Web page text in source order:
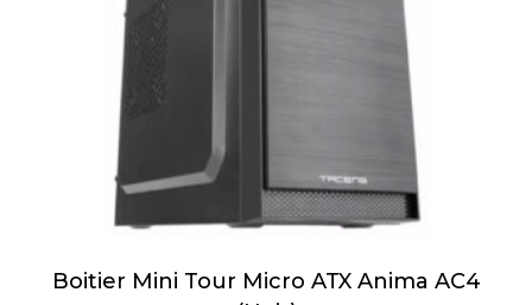
Boitier Mini Tour Micro ATX Anima AC4